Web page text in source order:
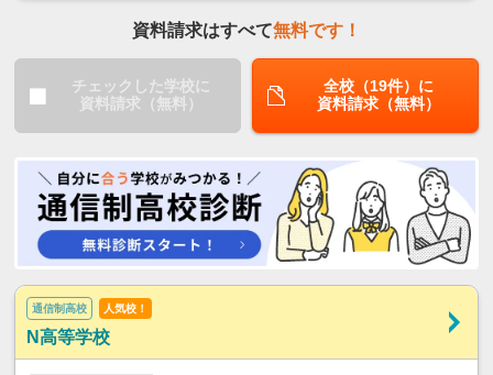
資料請求はすべて無料です！
チェックした学校に
資料請求（無料）
全校（19件）に
資料請求（無料）
通信制高校 人気校！
N高等学校